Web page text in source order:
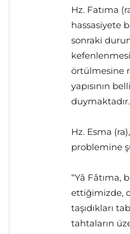
Hz. Fatıma
hassasiyete
sonraki
örtülmesine
yapısının
duymaktadır.
Hz. Esma
problemine
“Yâ Fâtıma,
ettiğimizde,
taşıdıkları
tahtaların